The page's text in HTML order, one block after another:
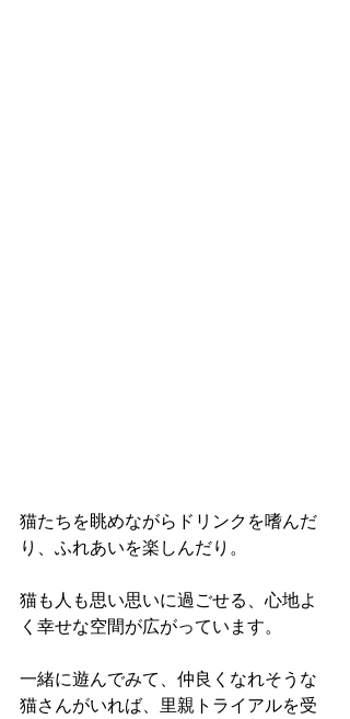
猫たちを眺めながらドリンクを嗜んだ
り、ふれあいを楽しんだり。
猫も人も思い思いに過ごせる、心地よ
く幸せな空間が広がっています。
一緒に遊んでみて、仲良くなれそうな
猫さんがいれば、里親トライアルを受